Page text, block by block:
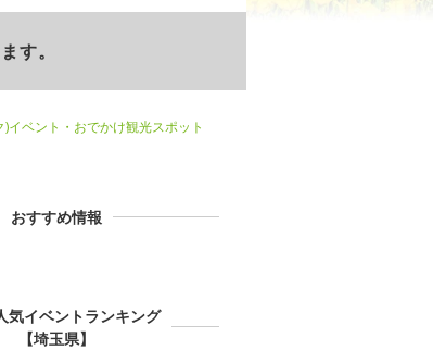
す。
イベント・おでかけ観光スポット
おすすめ情報
気イベントランキング
【埼玉県】